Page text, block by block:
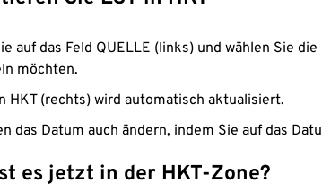
auf das Feld QUELLE (links) und wählen Sie
möchten.
HKT (rechts) wird automatisch aktualisiert.
das Datum auch ändern, indem Sie auf das
es jetzt in der HKT-Zone?